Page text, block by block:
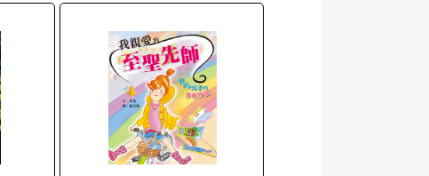
跨學科 / 學習領域 Cross KLA / Curricula
兒童圖書 Story Book
語言學習 Language Learning
特殊教育需要 Special Education Needs
小說散文 Fiction & Essay
勵志讀物 Self-Help